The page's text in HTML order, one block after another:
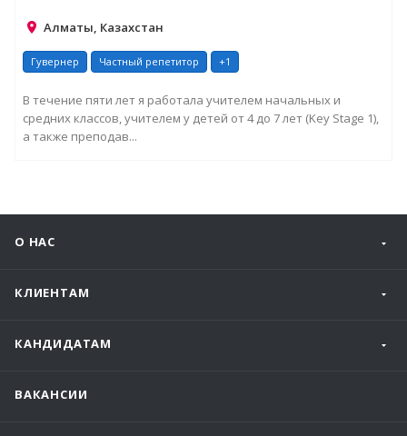
Алматы, Казахстан
Гувернер Частный репетитор +1
В течение пяти лет я работала учителем начальных и
средних классов, учителем у детей от 4 до 7 лет (Key Stage 1),
а также преподав...
О НАС
КЛИЕНТАМ
КАНДИДАТАМ
ВАКАНСИИ